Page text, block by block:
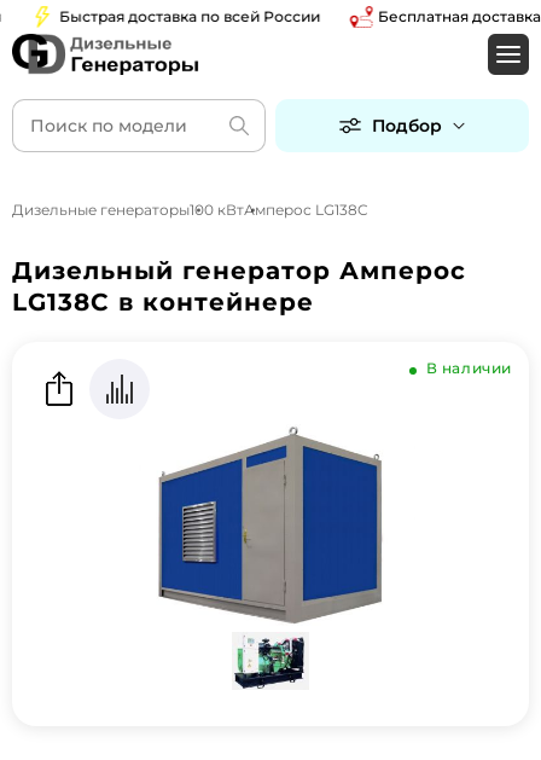
Быстрая доставка по всей России Бесплатная доставка
Подбор
Дизельные генераторы100 кВтАмперос LG138C
Дизельный генератор Амперос
LG138C в контейнере
В наличии